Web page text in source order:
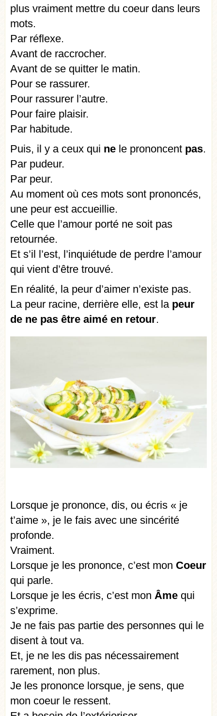
plus vraiment mettre du coeur dans leurs
mots.
Par réflexe.
Avant de raccrocher.
Avant de se quitter le matin.
Pour se rassurer.
Pour rassurer l’autre.
Pour faire plaisir.
Par habitude.
Puis, il y a ceux qui ne le prononcent pas.
Par pudeur.
Par peur.
Au moment où ces mots sont prononcés,
une peur est accueillie.
Celle que l’amour porté ne soit pas
retournée.
Et s’il l’est, l’inquiétude de perdre l’amour
qui vient d’être trouvé.
En réalité, la peur d’aimer n’existe pas.
La peur racine, derrière elle, est la peur
de ne pas être aimé en retour.
Lorsque je prononce, dis, ou écris « je
t’aime », je le fais avec une sincérité
profonde.
Vraiment.
Lorsque je les prononce, c’est mon Coeur
qui parle.
Lorsque je les écris, c’est mon Âme qui
s’exprime.
Je ne fais pas partie des personnes qui le
disent à tout va.
Et, je ne les dis pas nécessairement
rarement, non plus.
Je les prononce lorsque, je sens, que
mon coeur le ressent.